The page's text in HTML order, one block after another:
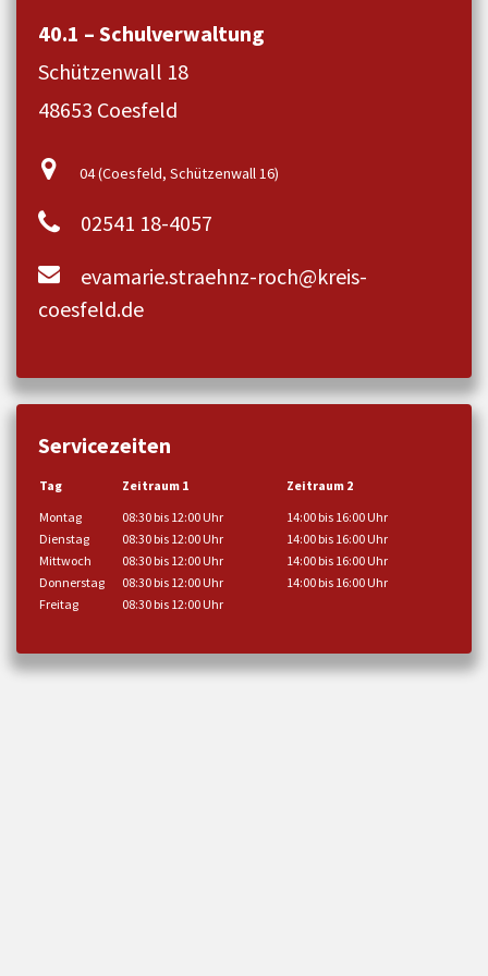
40.1 – Schulverwaltung
Schützenwall 18
48653 Coesfeld
04 (Coesfeld, Schützenwall 16)
02541 18-4057
evamarie.straehnz-roch@kreis-
coesfeld.de
Servicezeiten
Tag Zeitraum 1
Zeitraum 2
Montag
08:30 bis 12:00 Uhr
14:00 bis 16:00 Uhr
Dienstag
08:30 bis 12:00 Uhr
14:00 bis 16:00 Uhr
Mittwoch
08:30 bis 12:00 Uhr
14:00 bis 16:00 Uhr
Donnerstag
08:30 bis 12:00 Uhr
14:00 bis 16:00 Uhr
Freitag
08:30 bis 12:00 Uhr